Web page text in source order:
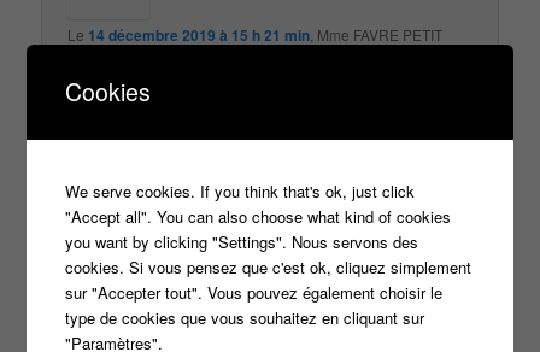
Le 14 décembre 2019 à 15 h 21 min, Mme FAVRE PETIT
je ne regarde plus les 12 coups de midi sur TF1 Je
pas du tout votre candidat ERIC depuis qu’il est candidat
ce n’est de temps en temps un petit rictus Dès qu’il sera
parti de l’émission je reverrai ma position Je suis navrée
mais je ne suis pas la seule mon entourage est d’accord
avec mes propos
Répondre↓
Cookies
We serve cookies. If you think that's ok, just click
"Accept all". You can also choose what kind of cookies
you want by clicking "Settings". Nous servons des
cookies. Si vous pensez que c'est ok, cliquez simplement
sur "Accepter tout". Vous pouvez également choisir le
type de cookies que vous souhaitez en cliquant sur
"Paramètres".